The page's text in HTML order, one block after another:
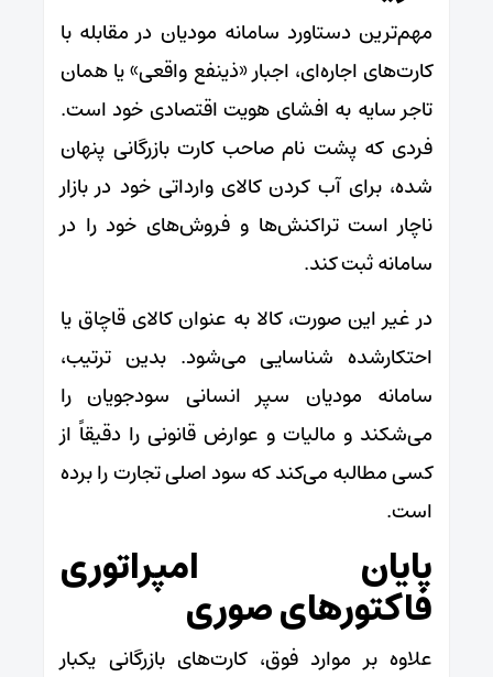
مهم‌ترین دستاورد سامانه مودیان در مقابله با
کارت‌های اجاره‌ای، اجبار «ذینفع واقعی» یا همان
تاجر سایه به افشای هویت اقتصادی خود است.
فردی که پشت نام صاحب کارت بازرگانی پنهان
شده، برای آب کردن کالای وارداتی خود در بازار
ناچار است تراکنش‌ها و فروش‌های خود را در
سامانه ثبت کند.
در غیر این صورت، کالا به عنوان کالای قاچاق یا
احتکارشده شناسایی می‌شود. بدین ترتیب،
سامانه مودیان سپر انسانی سودجویان را
می‌شکند و مالیات و عوارض قانونی را دقیقاً از
کسی مطالبه می‌کند که سود اصلی تجارت را برده
است.
پایان امپراتوری
فاکتورهای صوری
علاوه بر موارد فوق، کارت‌های بازرگانی یکبار